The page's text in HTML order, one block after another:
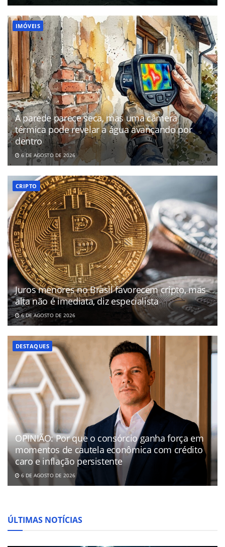
IMÓVEIS
A parede parece seca, mas uma câmera
térmica pode revelar a água avançando por
dentro
6 DE AGOSTO DE 2026
CRIPTO
Juros menores no Brasil favorecem cripto, mas
alta não é imediata, diz especialista
6 DE AGOSTO DE 2026
DESTAQUES
OPINIÃO: Por que o consórcio ganha força em
momentos de cautela econômica com crédito
caro e inflação persistente
6 DE AGOSTO DE 2026
ÚLTIMAS NOTÍCIAS